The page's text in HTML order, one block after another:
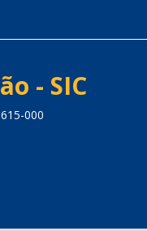
- SIC
000